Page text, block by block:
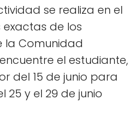
se realiza en el
exactas de los
la Comunidad
el estudiante,
del 15 de junio para
25 y el 29 de junio